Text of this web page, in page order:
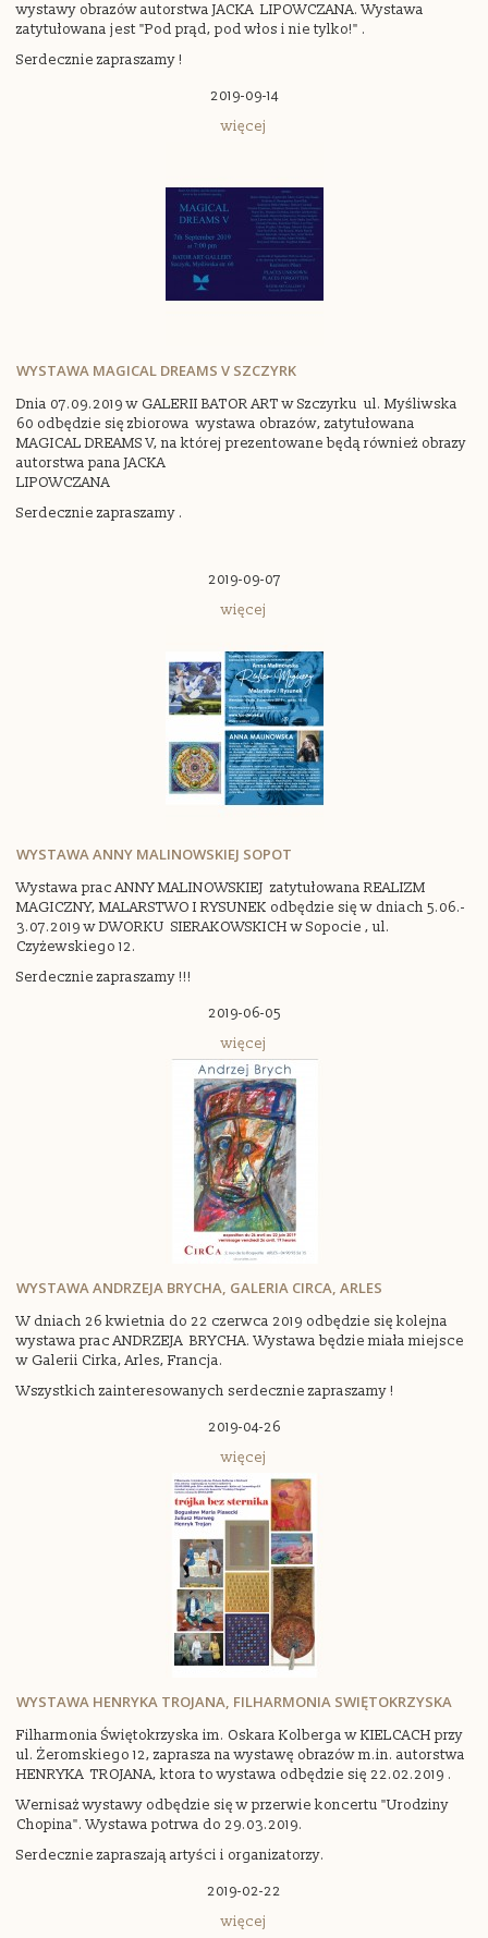
wystawy obrazów autorstwa JACKA LIPOWCZANA. Wystawa
zatytułowana jest "Pod prąd, pod włos i nie tylko!" .
Serdecznie zapraszamy !
2019-09-14
więcej
WYSTAWA MAGICAL DREAMS V SZCZYRK
Dnia 07.09.2019 w GALERII BATOR ART w Szczyrku ul. Myśliwska
60 odbędzie się zbiorowa wystawa obrazów, zatytułowana
MAGICAL DREAMS V, na której prezentowane będą również obrazy
autorstwa pana JACKA
LIPOWCZANA
Serdecznie zapraszamy .
2019-09-07
więcej
WYSTAWA ANNY MALINOWSKIEJ SOPOT
Wystawa prac ANNY MALINOWSKIEJ zatytułowana REALIZM
MAGICZNY, MALARSTWO I RYSUNEK odbędzie się w dniach 5.06.-
3.07.2019 w DWORKU SIERAKOWSKICH w Sopocie , ul.
Czyżewskiego 12.
Serdecznie zapraszamy !!!
2019-06-05
więcej
WYSTAWA ANDRZEJA BRYCHA, GALERIA CIRCA, ARLES
W dniach 26 kwietnia do 22 czerwca 2019 odbędzie się kolejna
wystawa prac ANDRZEJA BRYCHA. Wystawa będzie miała miejsce
w Galerii Cirka, Arles, Francja.
Wszystkich zainteresowanych serdecznie zapraszamy !
2019-04-26
więcej
WYSTAWA HENRYKA TROJANA, FILHARMONIA SWIĘTOKRZYSKA
Filharmonia Świętokrzyska im. Oskara Kolberga w KIELCACH przy
ul. Żeromskiego 12, zaprasza na wystawę obrazów m.in. autorstwa
HENRYKA TROJANA, ktora to wystawa odbędzie się 22.02.2019 .
Wernisaż wystawy odbędzie się w przerwie koncertu "Urodziny
Chopina". Wystawa potrwa do 29.03.2019.
Serdecznie zapraszają artyści i organizatorzy.
2019-02-22
więcej